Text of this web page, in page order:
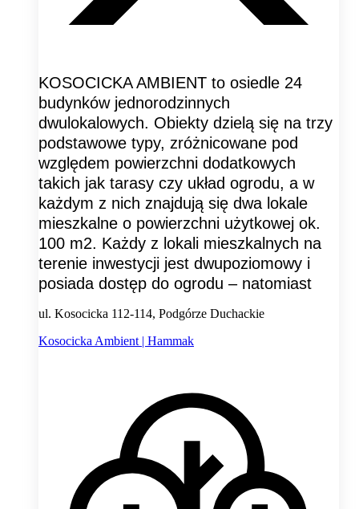
KOSOCICKA AMBIENT to osiedle 24
budynków jednorodzinnych
dwulokalowych. Obiekty dzielą się na trzy
podstawowe typy, zróżnicowane pod
względem powierzchni dodatkowych
takich jak tarasy czy układ ogrodu, a w
każdym z nich znajdują się dwa lokale
mieszkalne o powierzchni użytkowej ok.
100 m2. Każdy z lokali mieszkalnych na
terenie inwestycji jest dwupoziomowy i
posiada dostęp do ogrodu – natomiast
ul. Kosocicka 112-114, Podgórze Duchackie
Kosocicka Ambient | Hammak